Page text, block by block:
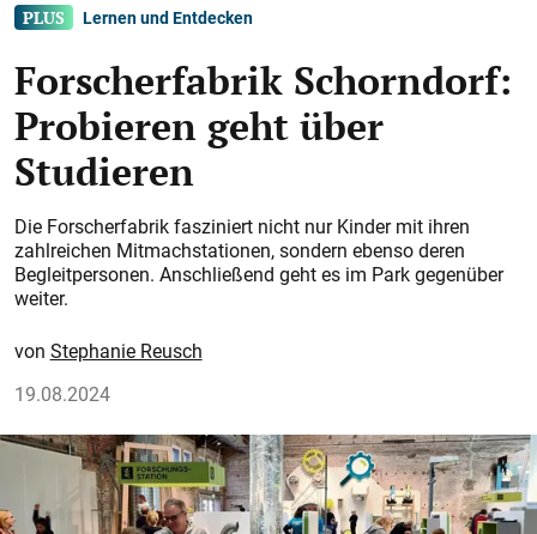
Lernen und Entdecken
Forscherfabrik Schorndorf:
Probieren geht über
Studieren
Die Forscherfabrik fasziniert nicht nur Kinder mit ihren
zahlreichen Mitmachstationen, ­sondern ebenso deren
Begleitpersonen. Anschließend geht es im Park gegenüber
weiter.
Stephanie Reusch
19.08.2024